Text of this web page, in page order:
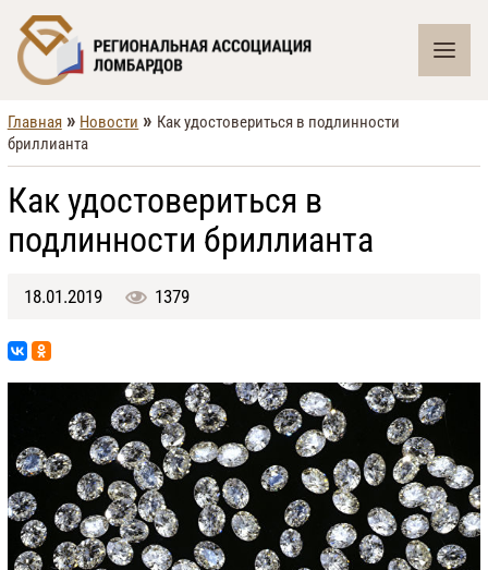
Главная » Новости » Как удостовериться в подлинности
бриллианта
Как удостовериться в
подлинности бриллианта
18.01.2019 1379